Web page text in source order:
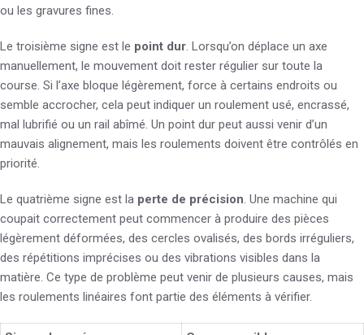
ou les gravures fines.
Le troisième signe est le point dur. Lorsqu’on déplace un axe
manuellement, le mouvement doit rester régulier sur toute la
course. Si l’axe bloque légèrement, force à certains endroits ou
semble accrocher, cela peut indiquer un roulement usé, encrassé,
mal lubrifié ou un rail abîmé. Un point dur peut aussi venir d’un
mauvais alignement, mais les roulements doivent être contrôlés en
priorité.
Le quatrième signe est la perte de précision. Une machine qui
coupait correctement peut commencer à produire des pièces
légèrement déformées, des cercles ovalisés, des bords irréguliers,
des répétitions imprécises ou des vibrations visibles dans la
matière. Ce type de problème peut venir de plusieurs causes, mais
les roulements linéaires font partie des éléments à vérifier.